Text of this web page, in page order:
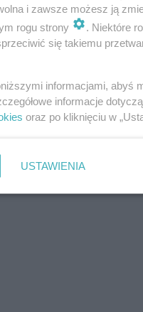
i zawsze możesz ją
rogu strony
. Niektóre
się takiemu
informacjami, abyś
informacje
oraz po kliknięciu w
USTAWIENIA